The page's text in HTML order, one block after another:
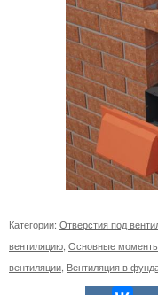
Категории: Отверстия под
вентиляцию Основные моменты
вентиляции Вентиляция в